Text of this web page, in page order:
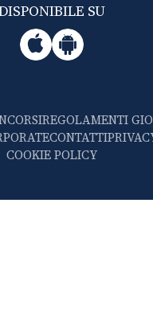
SU
REGOLAMENTI
CONTATTI
COOKIE POLICY